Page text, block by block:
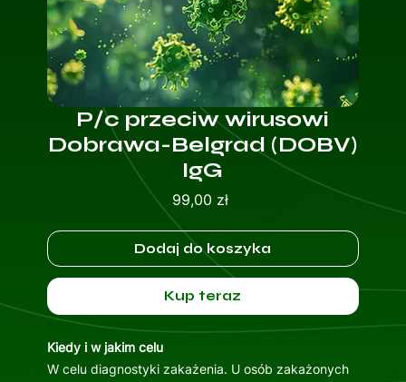
P/c przeciw wirusowi
Dobrawa-Belgrad (DOBV)
IgG
99,00 złCena
Dodaj do koszyka
Kup teraz
Kiedy i w jakim celu
W celu diagnostyki zakażenia. U osób zakażonych